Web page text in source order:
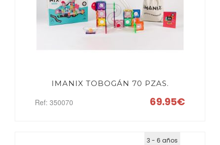
IMANIX TOBOGÁN 70 PZAS.
Ref: 350070 69.95€
3 - 6 años